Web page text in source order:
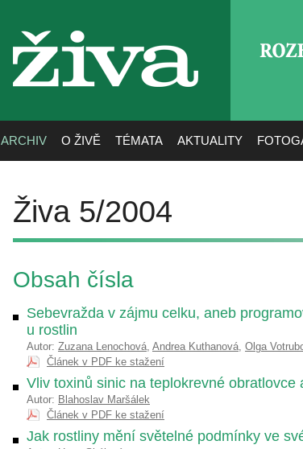
živa
ARCHIV O ŽIVĚ TÉMATA AKTUALITY
Živa 5/2004
Obsah čísla
Sebevražda v zájmu celku, aneb
u rostlin
Autor: Zuzana Lenochová, Andrea Kuthanová, Olga
Článek v PDF ke stažení
Vliv toxinů sinic na teplokrevné obratlovce
Autor: Blahoslav Maršálek
Článek v PDF ke stažení
Jak rostliny mění světelné podmínky ve